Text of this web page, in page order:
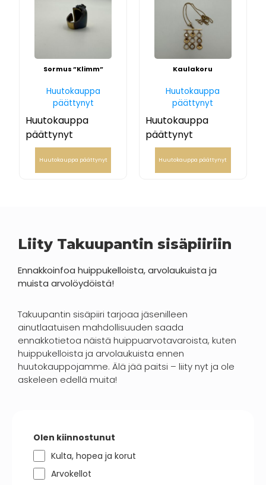
Sormus ”Klimm”
Huutokauppa
päättynyt
Huutokauppa
päättynyt
Huutokauppa päättynyt
Kaulakoru
Huutokauppa
päättynyt
Huutokauppa
päättynyt
Huutokauppa päättynyt
Liity Takuupantin sisäpiiriin
Ennakkoinfoa huippukelloista, arvolaukuista ja
muista arvolöydöistä!
Takuupantin sisäpiiri tarjoaa jäsenilleen
ainutlaatuisen mahdollisuuden saada
ennakkotietoa näistä huippuarvotavaroista, kuten
huippukelloista ja arvolaukuista ennen
huutokauppojamme. Älä jää paitsi – liity nyt ja ole
askeleen edellä muita!
Olen kiinnostunut
Kulta, hopea ja korut
Arvokellot